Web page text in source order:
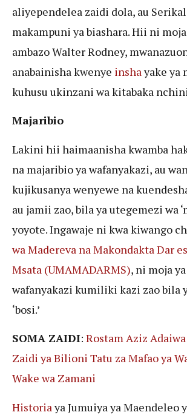
aliyependelea zaidi dola, au
makampuni ya biashara. Hii ni
ambazo Walter Rodney,
anabainisha kwenye inshayake ya
kuhusu ukinzani wa kitabaka
Majaribio
Lakini hii haimaanisha kwamba
na majaribio ya wafanyakazi, au
kujikusanya wenyewe na
au jamii zao, bila ya utegemezi wa
yoyote. Ingawaje ni kwa kiwango
wa Madereva na Makondakta Dar
Msata (UMAMADARMS), ni moja
wafanyakazi kumiliki kazi zao bila
‘bosi.’
SOMA ZAIDI: Rostam Aziz
Zaidi ya Bilioni Tatu za Mafao ya
Wake wa Zamani
Historiaya Jumuiya ya Maendeleo